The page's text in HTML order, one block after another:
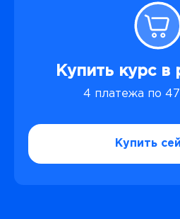
Купить курс в
4 платежа по
Купить